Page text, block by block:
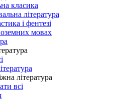
класика
література
і фентезі
мовах
література
всі